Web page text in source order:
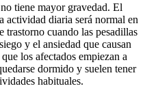
tiene mayor gravedad. El
actividad diaria será normal en
trastorno cuando las pesadillas
y el ansiedad que causan
los afectados empiezan a
dormido y suelen tener
habituales.